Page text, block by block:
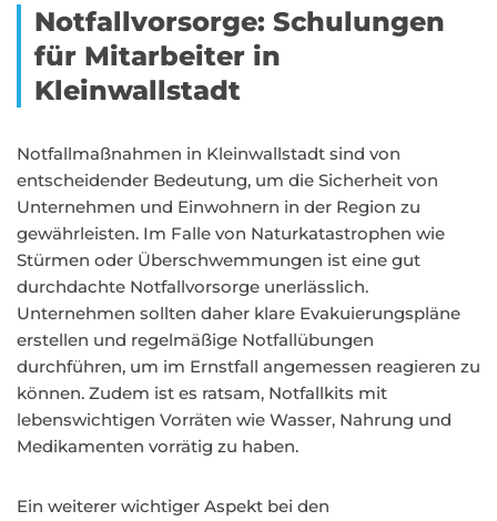
Notfallvorsorge: Schulungen
für Mitarbeiter in
Kleinwallstadt
Notfallmaßnahmen in Kleinwallstadt sind von
entscheidender Bedeutung, um die Sicherheit von
Unternehmen und Einwohnern in der Region zu
gewährleisten. Im Falle von Naturkatastrophen wie
Stürmen oder Überschwemmungen ist eine gut
durchdachte Notfallvorsorge unerlässlich.
Unternehmen sollten daher klare Evakuierungspläne
erstellen und regelmäßige Notfallübungen
durchführen, um im Ernstfall angemessen reagieren zu
können. Zudem ist es ratsam, Notfallkits mit
lebenswichtigen Vorräten wie Wasser, Nahrung und
Medikamenten vorrätig zu haben.
Ein weiterer wichtiger Aspekt bei den